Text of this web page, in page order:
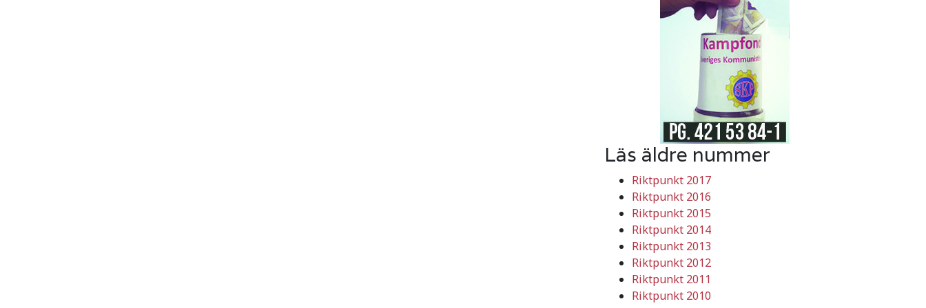
Läs äldre nummer
Riktpunkt 2017
Riktpunkt 2016
Riktpunkt 2015
Riktpunkt 2014
Riktpunkt 2013
Riktpunkt 2012
Riktpunkt 2011
Riktpunkt 2010